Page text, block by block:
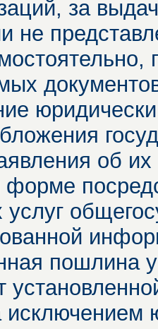
за
не
об
форме
услуг
пошлина
исключением